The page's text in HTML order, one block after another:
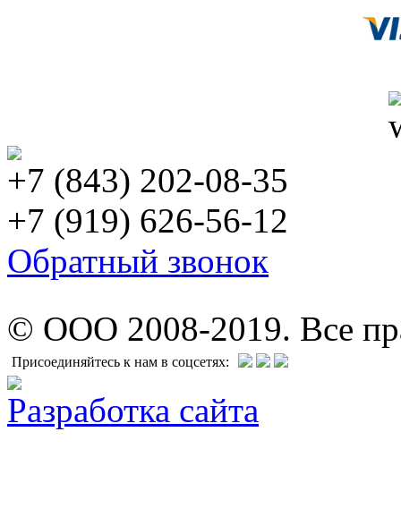
+7 (843) 202-08-35
+7 (919) 626-56-12
Обратный звонок
© ООО 2008-2019. Все
Присоединяйтесь к нам в соцсетях:
Разработка сайта